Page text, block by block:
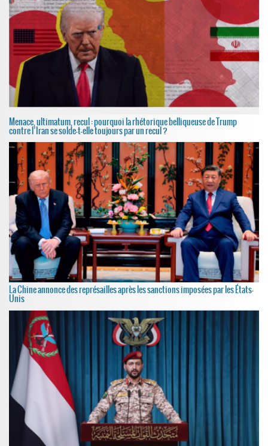
Menace, ultimatum, recul : pourquoi la rhétorique belliqueuse de Trump
contre l’Iran se solde-t-elle toujours par un recul ?
La Chine annonce des représailles après les sanctions imposées par les États-
Unis